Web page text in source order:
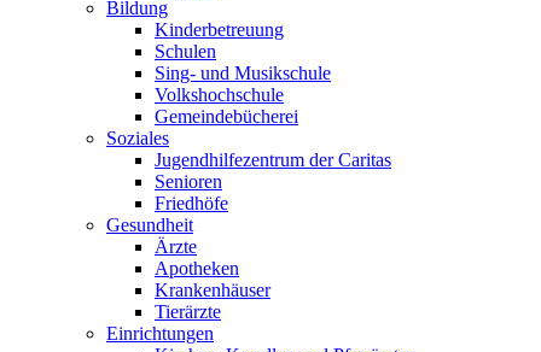
Bildung
Kinderbetreuung
Schulen
Sing- und Musikschule
Volkshochschule
Gemeindebücherei
Soziales
Jugendhilfezentrum der Caritas
Senioren
Friedhöfe
Gesundheit
Ärzte
Apotheken
Krankenhäuser
Tierärzte
Einrichtungen